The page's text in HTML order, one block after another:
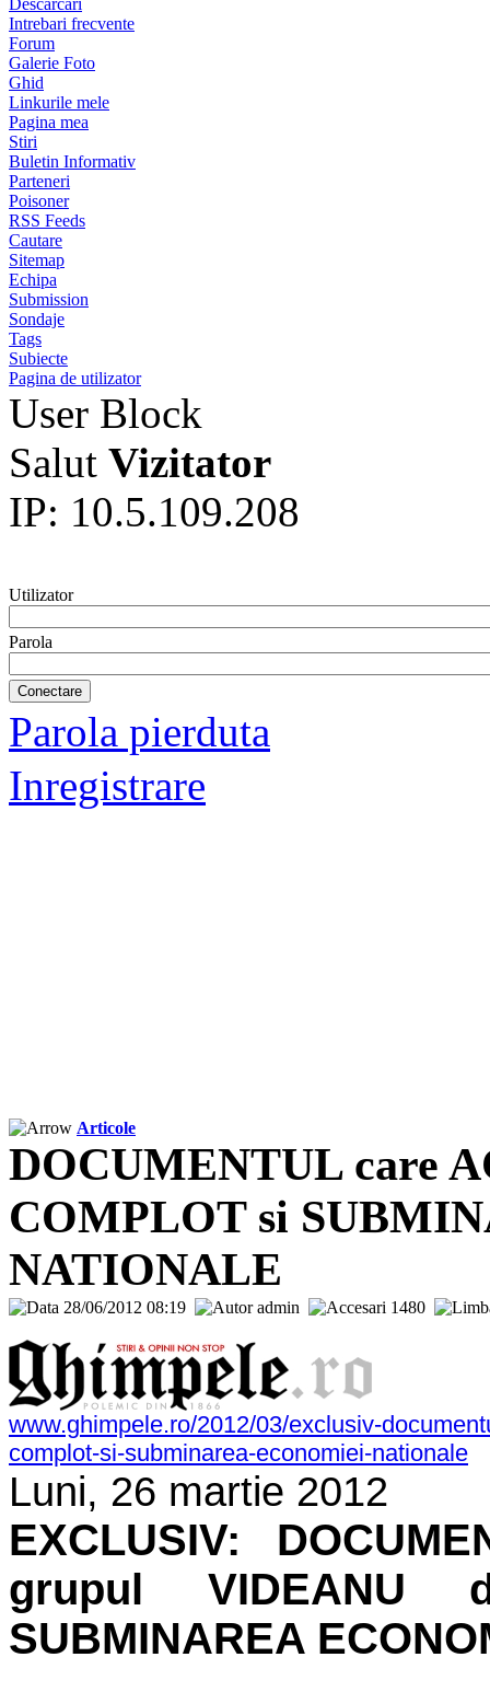
Descarcari
Intrebari frecvente
Forum
Galerie Foto
Ghid
Linkurile mele
Pagina mea
Stiri
Buletin Informativ
Parteneri
Poisoner
RSS Feeds
Cautare
Sitemap
Echipa
Submission
Sondaje
Tags
Subiecte
Pagina de utilizator
User Block
Salut Vizitator
IP: 10.5.109.208
Utilizator
Parola
Parola pierduta
Inregistrare
Articole
DOCUMENTUL care
COMPLOT si
NATIONALE
28/06/2012 08:19 admin 1480
www.ghimpele.ro/2012/03/exclusiv-
complot-si-subminarea-economiei-nationale
Luni, 26 martie 2012
EXCLUSIV:
grupul VIDEANU
SUBMINAREA